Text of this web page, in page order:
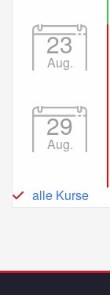
23
Aug.
29
Aug.
alle Kurse